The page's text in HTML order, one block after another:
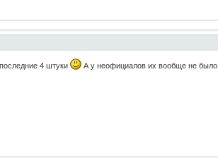
4 штуки А у неофициалов их вообще не было.